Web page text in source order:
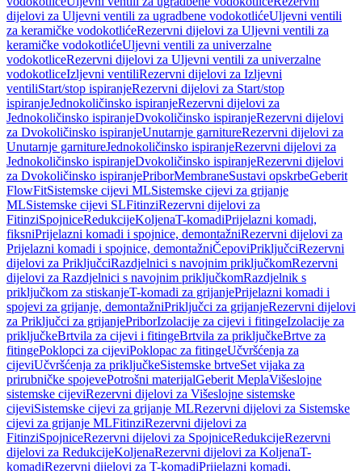
dijelovi za Uljevni ventili za ugradbene vodokotlićeUljevni ventili
za keramičke vodokotlićeRezervni dijelovi za Uljevni ventili za
keramičke vodokotlićeUljevni ventili za univerzalne
vodokotliceRezervni dijelovi za Uljevni ventili za univerzalne
vodokotliceIzljevni ventiliRezervni dijelovi za Izljevni
ventiliStart/stop ispiranjeRezervni dijelovi za Start/stop
ispiranjeJednokoličinsko ispiranjeRezervni dijelovi za
Jednokoličinsko ispiranjeDvokoličinsko ispiranjeRezervni dijelovi
za Dvokoličinsko ispiranjeUnutarnje garnitureRezervni dijelovi za
Unutarnje garnitureJednokoličinsko ispiranjeRezervni dijelovi za
Jednokoličinsko ispiranjeDvokoličinsko ispiranjeRezervni dijelovi
za Dvokoličinsko ispiranjePriborMembraneSustavi opskrbeGeberit
FlowFitSistemske cijevi MLSistemske cijevi za grijanje
MLSistemske cijevi SLFitinziRezervni dijelovi za
FitinziSpojniceRedukcijeKoljenaT-komadiPrijelazni komadi,
fiksniPrijelazni komadi i spojnice, demontažniRezervni dijelovi za
Prijelazni komadi i spojnice, demontažniČepoviPriključciRezervni
dijelovi za PriključciRazdjelnici s navojnim priključkomRezervni
dijelovi za Razdjelnici s navojnim priključkomRazdjelnik s
priključkom za stiskanjeT-komadi za grijanjePrijelazni komadi i
spojevi za grijanje, demontažniPriključci za grijanjeRezervni dijelovi
za Priključci za grijanjePriborIzolacije za cijevi i fitingeIzolacije za
priključkeBrtvila za cijevi i fitingeBrtvila za priključkeBrtve za
fitingePoklopci za cijeviPoklopac za fitingeUčvršćenja za
cijeviUčvršćenja za priključkeSistemske brtveSet vijaka za
prirubničke spojevePotrošni materijalGeberit MeplaVišeslojne
sistemske cijeviRezervni dijelovi za Višeslojne sistemske
cijeviSistemske cijevi za grijanje MLRezervni dijelovi za Sistemske
cijevi za grijanje MLFitinziRezervni dijelovi za
FitinziSpojniceRezervni dijelovi za SpojniceRedukcijeRezervni
dijelovi za RedukcijeKoljenaRezervni dijelovi za KoljenaT-
komadiRezervni dijelovi za T-komadiPrijelazni komadi,